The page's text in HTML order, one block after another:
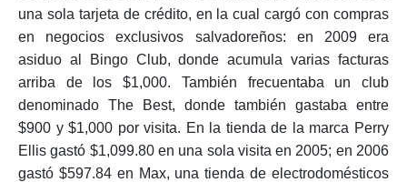
una sola tarjeta de crédito, en la cual cargó con compras
en negocios exclusivos salvadoreños: en 2009 era
asiduo al Bingo Club, donde acumula varias facturas
arriba de los $1,000. También frecuentaba un club
denominado The Best, donde también gastaba entre
$900 y $1,000 por visita. En la tienda de la marca Perry
Ellis gastó $1,099.80 en una sola visita en 2005; en 2006
gastó $597.84 en Max, una tienda de electrodomésticos